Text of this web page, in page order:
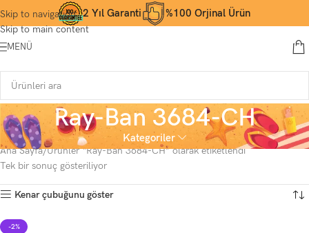
Skip to navigation
Skip to main content
2 Yıl Garanti %100 Orjinal Ürün
MENÜ
Ray-Ban 3684-CH
Kategoriler
Ana Sayfa Ürünler “Ray-Ban 3684-CH” olarak etiketlendi
Tek bir sonuç gösteriliyor
Kenar çubuğunu göster
-2%